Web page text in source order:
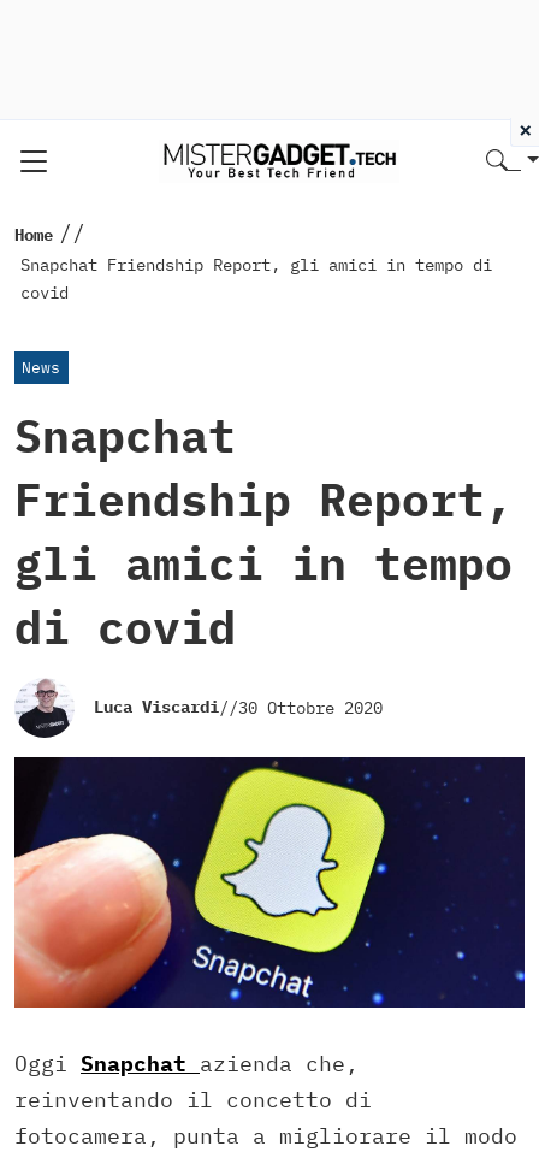
Home //
Snapchat Friendship Report, gli amici in tempo di
covid
News
Snapchat
Friendship Report,
gli amici in tempo
di covid
Luca Viscardi//30 Ottobre 2020
Oggi Snapchat azienda che,
reinventando il concetto di
fotocamera, punta a migliorare il modo
×